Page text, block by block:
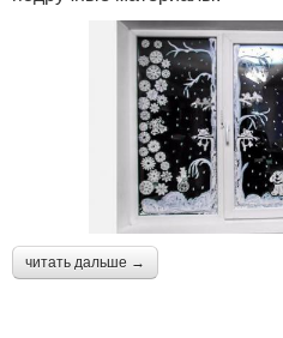
читать дальше →